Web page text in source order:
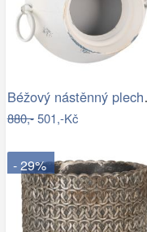
880,-501,-Kč
- 29%